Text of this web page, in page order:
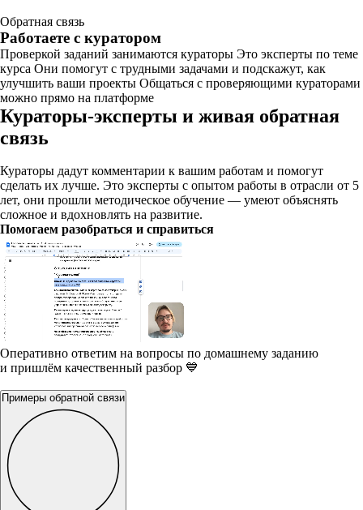
Обратная связь
Работаете с куратором
Проверкой заданий занимаются кураторы Это эксперты по теме
курса Они помогут с трудными задачами и подскажут, как
улучшить ваши проекты Общаться с проверяющими кураторами
можно прямо на платформе
Кураторы-эксперты и живая обратная
связь
Кураторы дадут комментарии к вашим работам и помогут
сделать их лучше. Это эксперты с опытом работы в отрасли от 5
лет, они прошли методическое обучение — умеют объяснять
сложное и вдохновлять на развитие.
Помогаем разобраться и справиться
Оперативно ответим на вопросы по домашнему заданию
и пришлём качественный разбор 💙
Примеры обратной связи